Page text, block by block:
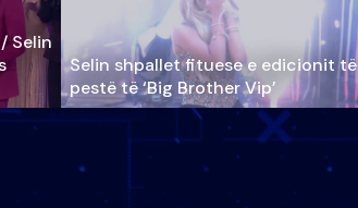
Selin
Selin shpallet fituese e edicionit të
pestë të ‘Big Brother Vip’